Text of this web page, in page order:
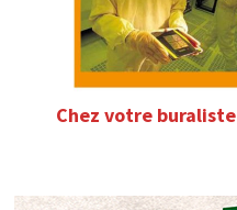
Chez votre buraliste